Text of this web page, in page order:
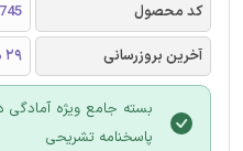
کد محصول
آخرین بروزرسانی
29 دی 1404
بسته جامع ویژه
پاسخنامه تشریحی